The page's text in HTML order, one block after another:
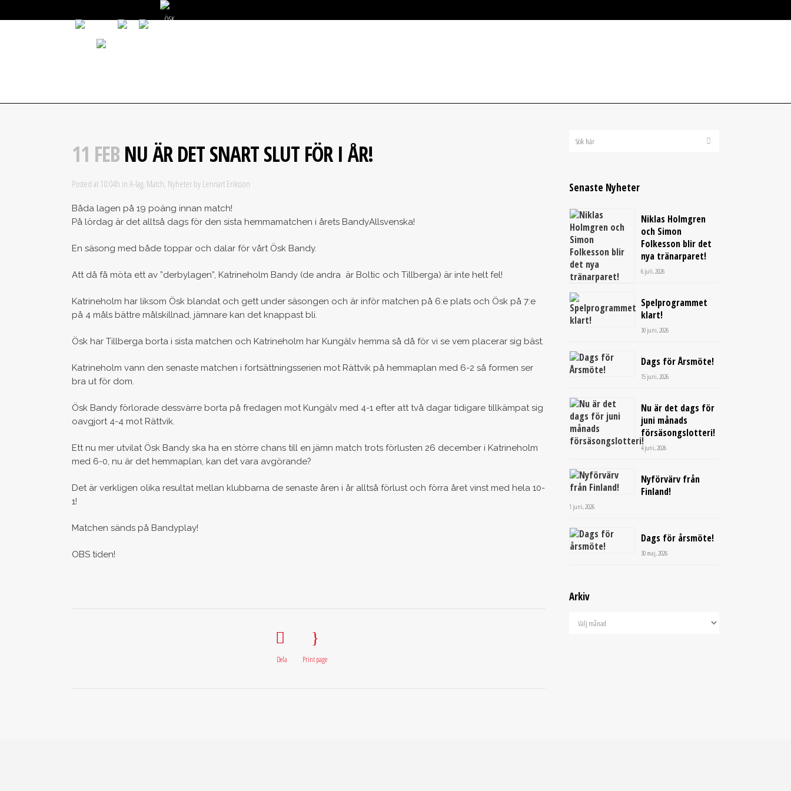
11 FEB NU ÄR DET SNART SLUT FÖR I ÅR!
Posted at 10:04h in A-lag, Match, Nyheter by Lennart Eriksson
Båda lagen på 19 poäng innan match!
På lördag är det alltså dags för den sista hemmamatchen i årets BandyAllsvenska!
En säsong med både toppar och dalar för vårt Ösk Bandy.
Att då få möta ett av ”derbylagen”, Katrineholm Bandy (de andra är Boltic och Tillberga) är inte helt fel!
Katrineholm har liksom Ösk blandat och gett under säsongen och är inför matchen på 6:e plats och Ösk på 7:e
på 4 måls bättre målskillnad, jämnare kan det knappast bli.
Ösk har Tillberga borta i sista matchen och Katrineholm har Kungälv hemma så då för vi se vem placerar sig bäst.
Katrineholm vann den senaste matchen i fortsättningsserien mot Rättvik på hemmaplan med 6-2 så formen ser
bra ut för dom.
Ösk Bandy förlorade dessvärre borta på fredagen mot Kungälv med 4-1 efter att två dagar tidigare tillkämpat sig
oavgjort 4-4 mot Rättvik.
Ett nu mer utvilat Ösk Bandy ska ha en större chans till en jämn match trots förlusten 26 december i Katrineholm
med 6-0, nu är det hemmaplan, kan det vara avgörande?
Det är verkligen olika resultat mellan klubbarna de senaste åren i år alltså förlust och förra året vinst med hela 10-
1!
Matchen sänds på Bandyplay!
OBS tiden!
Dela Print page
Senaste Nyheter
Niklas Holmgren
och Simon
Folkesson blir det
nya tränarparet!
6 juli, 2026
Spelprogrammet
klart!
30 juni, 2026
Dags för Årsmöte!
15 juni, 2026
Nu är det dags för
juni månads
försäsongslotteri!
4 juni, 2026
Nyförvärv från
Finland!
1 juni, 2026
Dags för årsmöte!
30 maj, 2026
Arkiv
Arkiv